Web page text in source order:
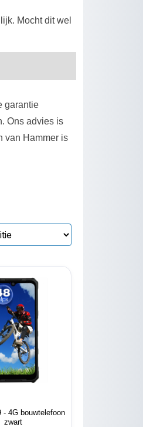
Mocht dit wel
garantie
Ons advies is
van Hammer is
- 4G bouwtelefoon
zwart